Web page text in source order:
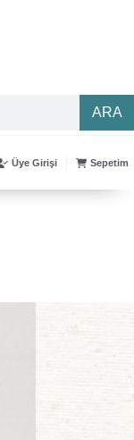
ARA
Üye Girişi Sepetim